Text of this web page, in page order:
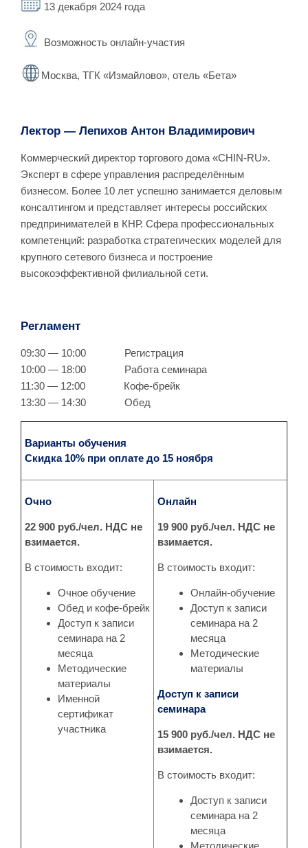
13 декабря 2024 года
Возможность онлайн-участия
Москва, ТГК «Измайлово», отель «Бета»
Лектор — Лепихов Антон Владимирович
Коммерческий директор торгового дома «CHIN-RU».
Эксперт в сфере управления распределённым
бизнесом. Более 10 лет успешно занимается деловым
консалтингом и представляет интересы российских
предпринимателей в КНР. Сфера профессиональных
компетенций: разработка стратегических моделей для
крупного сетевого бизнеса и построение
высокоэффективной филиальной сети.
Регламент
09:30 — 10:00 Регистрация
10:00 — 18:00
Работа семинара
11:30 — 12:00 Кофе-брейк
13:30 — 14:30 Обед
Варианты обучения
Скидка 10% при оплате до 15 ноября
Очно
22 900 руб./чел. НДС не
взимается.
В стоимость входит:
Очное обучение
Обед и кофе-брейк
Доступ к записи
семинара на 2
месяца
Методические
материалы
Именной
сертификат
участника
Онлайн
19 900 руб./чел. НДС не
взимается.
В стоимость входит:
Онлайн-обучение
Доступ к записи
семинара на 2
месяца
Методические
материалы
Доступ к записи
семинара
15 900 руб./чел. НДС не
взимается.
В стоимость входит:
Доступ к записи
семинара на 2
месяца